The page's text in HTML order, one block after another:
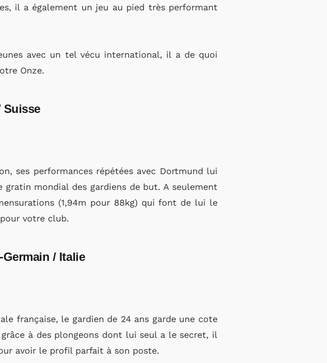
il a également un jeu au pied très performant
avec un tel vécu international, il a de quoi
Onze.
Suisse
ses performances répétées avec Dortmund lui
mondial des gardiens de but. A seulement
(1,94m pour 88kg) qui font de lui le
votre club.
/ Italie
française, le gardien de 24 ans garde une cote
à des plongeons dont lui seul a le secret, il
avoir le profil parfait à son poste.